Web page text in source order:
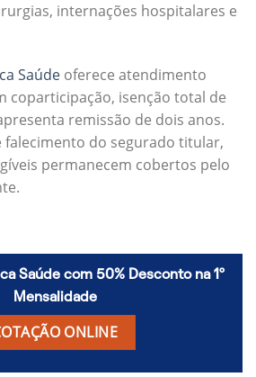
internações hospitalares e
Saúde oferece atendimento
coparticipação, isenção total de
remissão de dois anos.
falecimento do segurado titular,
permanecem cobertos pelo
Saúde com 50% Desconto na 1º
Mensalidade
ONLINE